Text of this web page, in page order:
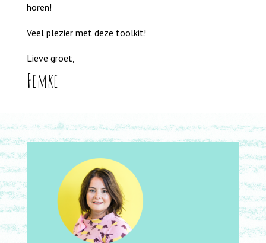
horen!
Veel plezier met deze toolkit!
Lieve groet,
Femke